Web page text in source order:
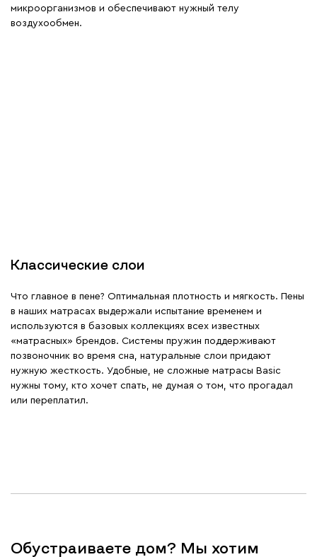
микроорганизмов и обеспечивают нужный телу
воздухообмен.
Классические слои
Что главное в пене? Оптимальная плотность и мягкость. Пены
в наших матрасах выдержали испытание временем и
используются в базовых коллекциях всех известных
«матрасных» брендов. Системы пружин поддерживают
позвоночник во время сна, натуральные слои придают
нужную жесткость. Удобные, не сложные матрасы Basic
нужны тому, кто хочет спать, не думая о том, что прогадал
или переплатил.
Обустраиваете дом? Мы хотим